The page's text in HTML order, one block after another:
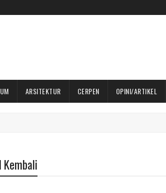
ARSITEKTUR CERPEN OPINI/ARTIKEL
Kembali